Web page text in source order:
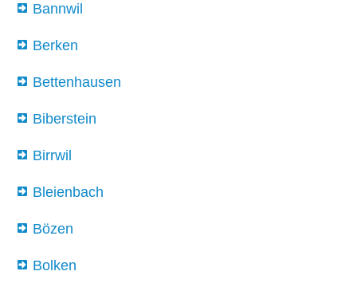
Bannwil
Berken
Bettenhausen
Biberstein
Birrwil
Bleienbach
Bözen
Bolken